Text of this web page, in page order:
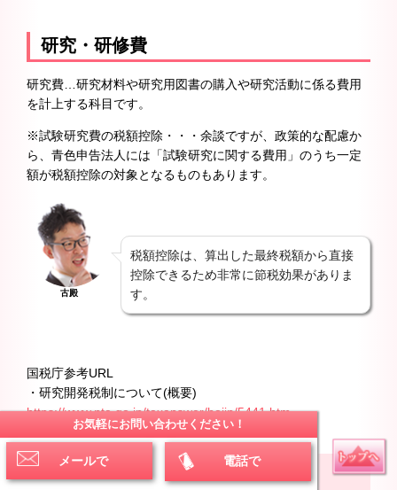
研究・研修費
研究費…研究材料や研究用図書の購入や研究活動に係る費用
を計上する科目です。
※試験研究費の税額控除・・・余談ですが、政策的な配慮か
ら、青色申告法人には「試験研究に関する費用」のうち一定
額が税額控除の対象となるものもあります。
古殿
税額控除は、算出した最終税額から直接
控除できるため非常に節税効果がありま
す。
国税庁参考URL
・研究開発税制について(概要)
https://www.nta.go.jp/taxanswer/hojin/5441.htm
お気軽にお問い合わせください！
メールで 電話で